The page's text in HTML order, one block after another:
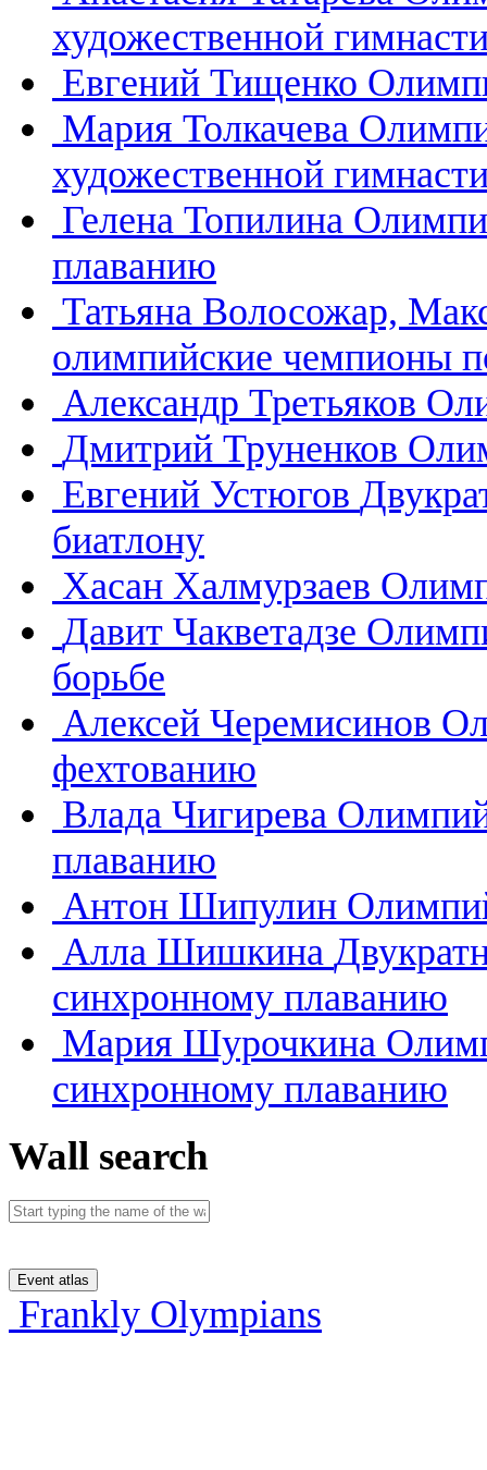
художественной
Евгений Тищенко
Мария Толкачева
художественной
Гелена Топилина
плаванию
Татьяна Волосожар,
олимпийские чемпионы
Александр Третьяков
Дмитрий Труненков
Евгений Устюгов
биатлону
Хасан Халмурзаев
Давит Чакветадзе
борьбе
Алексей Черемисинов
фехтованию
Влада Чигирева
плаванию
Антон Шипулин
Алла Шишкина
синхронному плаванию
Мария Шурочкина
синхронному плаванию
Wall search
Event atlas
Frankly Olympians